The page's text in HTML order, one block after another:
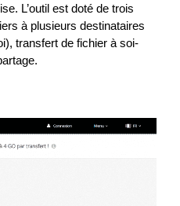
L’outil est doté de trois
à plusieurs destinataires
transfert de fichier à soi-